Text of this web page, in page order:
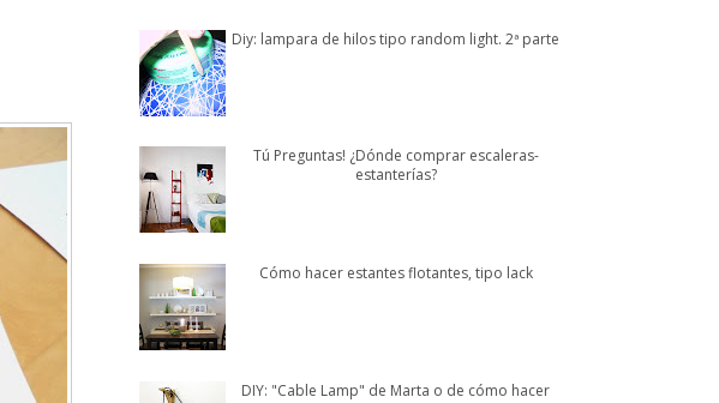
Diy: lampara de hilos tipo random light. 2ª parte
Tú Preguntas! ¿Dónde comprar escaleras-
estanterías?
Cómo hacer estantes flotantes, tipo lack
DIY: "Cable Lamp" de Marta o de cómo hacer